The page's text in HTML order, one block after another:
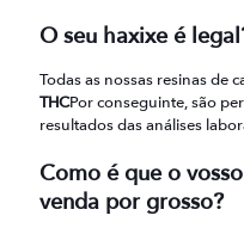
O seu haxixe é
Todas as nossas resinas de
THCPor conseguinte, são
resultados das análises
Como é que o
venda por grosso?